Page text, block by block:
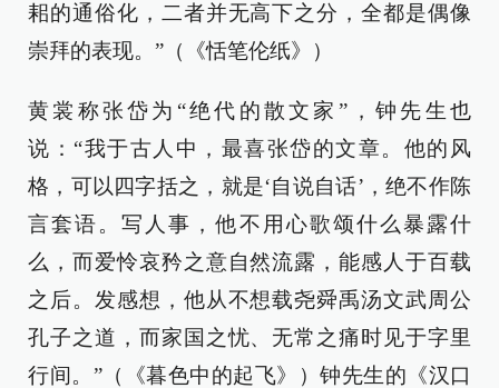
耜的通俗化，二者并无高下之分，全都是偶像
崇拜的表现。”（《恬笔伦纸》）
黄裳称张岱为“绝代的散文家”，钟先生也
说：“我于古人中，最喜张岱的文章。他的风
格，可以四字括之，就是‘自说自话’，绝不作陈
言套语。写人事，他不用心歌颂什么暴露什
么，而爱怜哀矜之意自然流露，能感人于百载
之后。发感想，他从不想载尧舜禹汤文武周公
孔子之道，而家国之忧、无常之痛时见于字里
行间。”（《暮色中的起飞》）钟先生的《汉口